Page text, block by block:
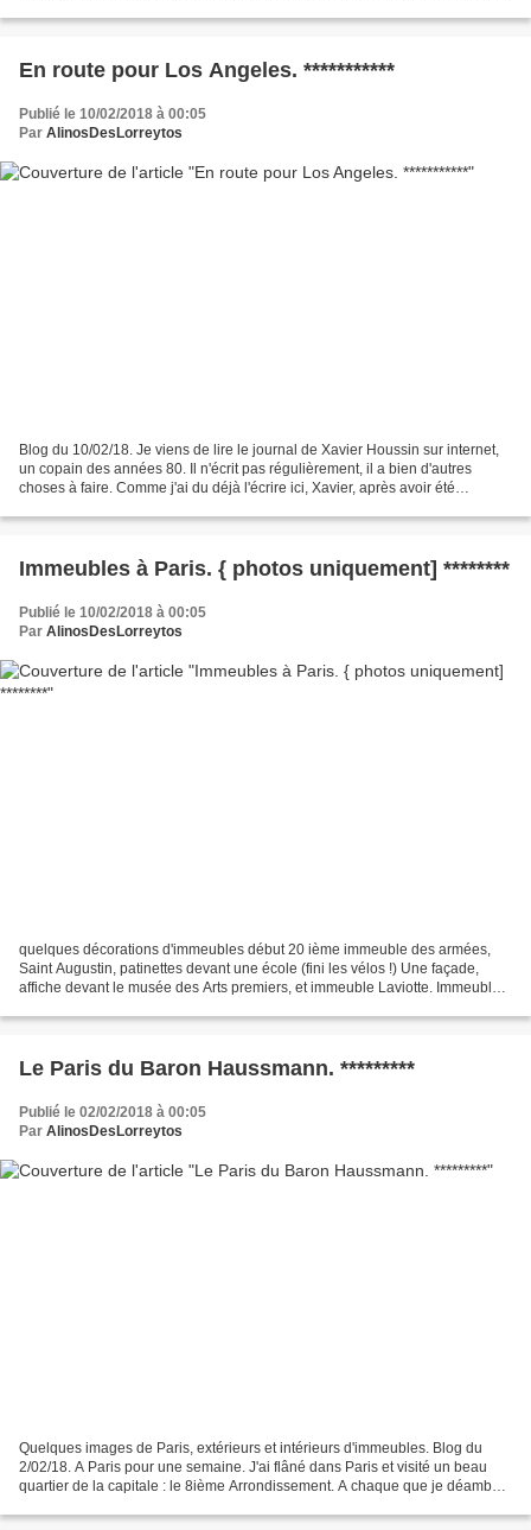
En route pour Los Angeles. ***********
Publié le 10/02/2018 à 00:05
Par AlinosDesLorreytos
Blog du 10/02/18. Je viens de lire le journal de Xavier Houssin sur internet,
un copain des années 80. Il n'écrit pas régulièrement, il a bien d'autres
choses à faire. Comme j'ai du déjà l'écrire ici, Xavier, après avoir été
Immeubles à Paris. { photos uniquement] ********
Publié le 10/02/2018 à 00:05
Par AlinosDesLorreytos
quelques décorations d'immeubles début 20 ième immeuble des armées,
Saint Augustin, patinettes devant une école (fini les vélos !) Une façade,
affiche devant le musée des Arts premiers, et immeuble Laviotte. Immeuble
Le Paris du Baron Haussmann. *********
Publié le 02/02/2018 à 00:05
Par AlinosDesLorreytos
Quelques images de Paris, extérieurs et intérieurs d'immeubles. Blog du
2/02/18. A Paris pour une semaine. J'ai flâné dans Paris et visité un beau
quartier de la capitale : le 8ième Arrondissement. A chaque que je déambule